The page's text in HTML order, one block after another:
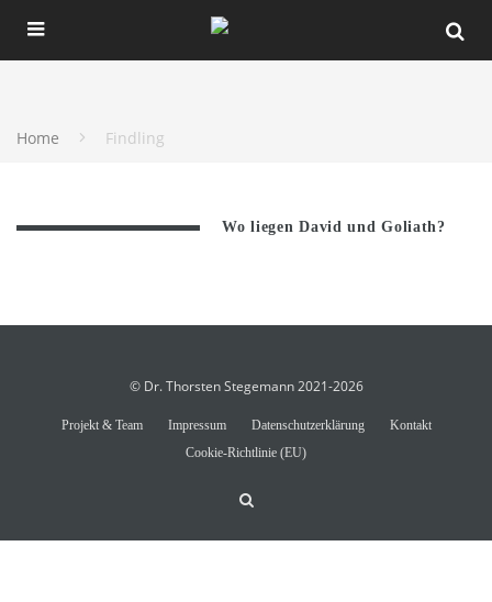
Home Findling
Wo liegen David und Goliath?
© Dr. Thorsten Stegemann 2021-2026
Projekt & Team Impressum Datenschutzerklärung
Kontakt
Cookie-Richtlinie (EU)